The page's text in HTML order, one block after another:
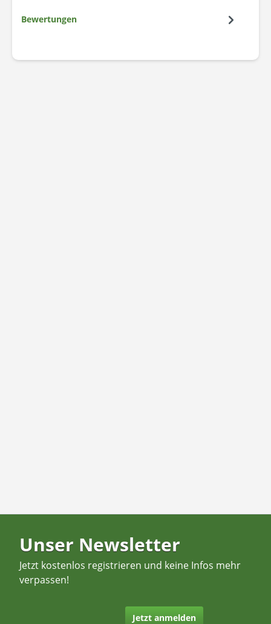
Bewertungen
Unser Newsletter
Jetzt kostenlos registrieren und keine Infos mehr
verpassen!
Jetzt anmelden